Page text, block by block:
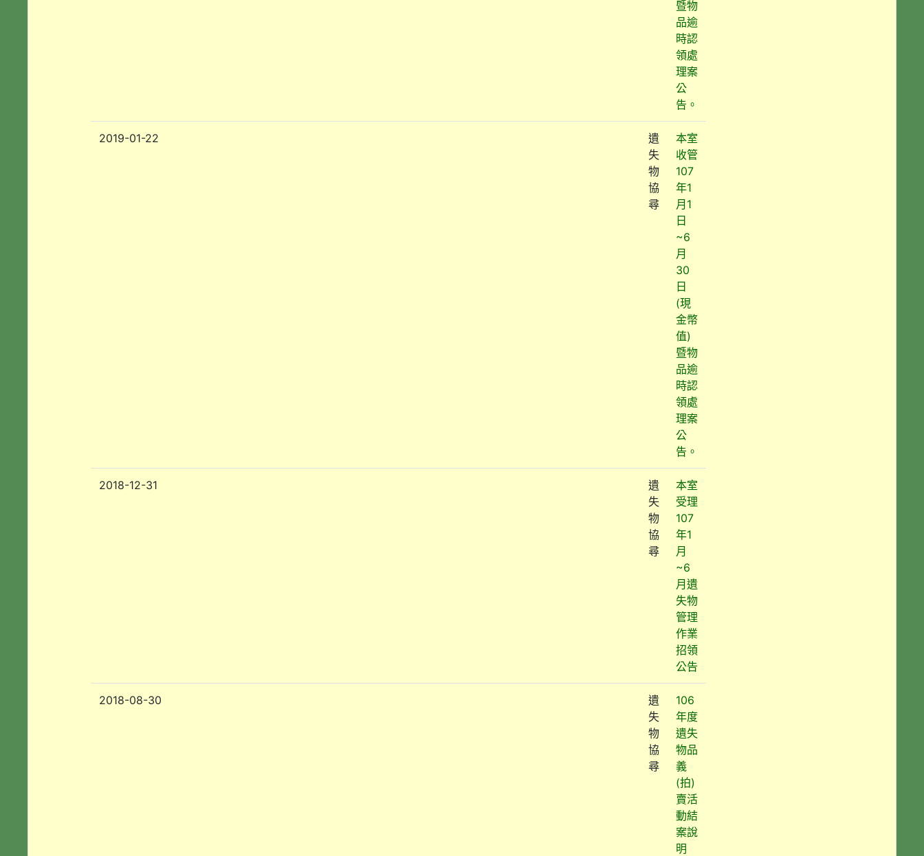
暨物
品逾
時認
領處
理案
公
告。
2019-01-22
遺
失
物
協
尋
本室
收管
107
年1
月1
日
~6
月
30
日
(現
金幣
值)
暨物
品逾
時認
領處
理案
公
告。
2018-12-31
遺
失
物
協
尋
本室
受理
107
年1
月
~6
月遺
失物
管理
作業
招領
公告
2018-08-30
遺
失
物
協
尋
106
年度
遺失
物品
義
(拍)
賣活
動結
案說
明